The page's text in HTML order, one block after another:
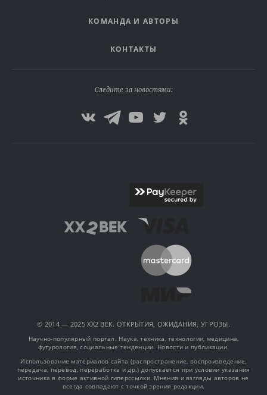
КОМАНДА И АВТОРЫ
КОНТАКТЫ
Следите за новостями:
© 2014 — 2025 XX2 ВЕК. ОТКРЫТИЯ, ОЖИДАНИЯ, УГРОЗЫ.
Научно-популярный портал. Наука, техника, технологии, медицина,
футурология, социальные тенденции. Новости и публикации.
Использование материалов сайта (распространение, воспроизведение,
передача, перевод, переработка и др.) допускается при условии указания
источника в форме активной гиперссылки. Мнения и взгляды авторов не
всегда совпадают с точкой зрения редакции.